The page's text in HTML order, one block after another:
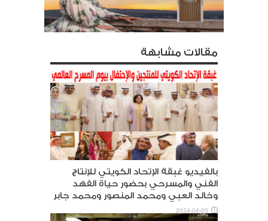
مقالات مشابهة
بالفيديو غبقة الإتحاد الكويتي للإنتاج
الفني والمسرحي بحضور حياة الفهد
وخالد العبي ومحمد المنصور ومحمد جابر
2024-04-05